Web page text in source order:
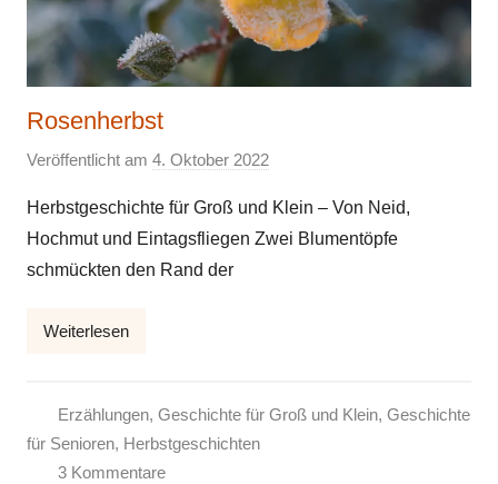
Rosenherbst
Veröffentlicht am 4. Oktober 2022
n
E
Herbstgeschichte für Groß und Klein – Von Neid,
Hochmut und Eintagsfliegen Zwei Blumentöpfe
schmückten den Rand der
Weiterlesen
Erzählungen, Geschichte für Groß und Klein, Geschichte
für Senioren, Herbstgeschichten
3 Kommentare